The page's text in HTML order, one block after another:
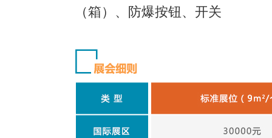
（箱）、防爆按钮、开关